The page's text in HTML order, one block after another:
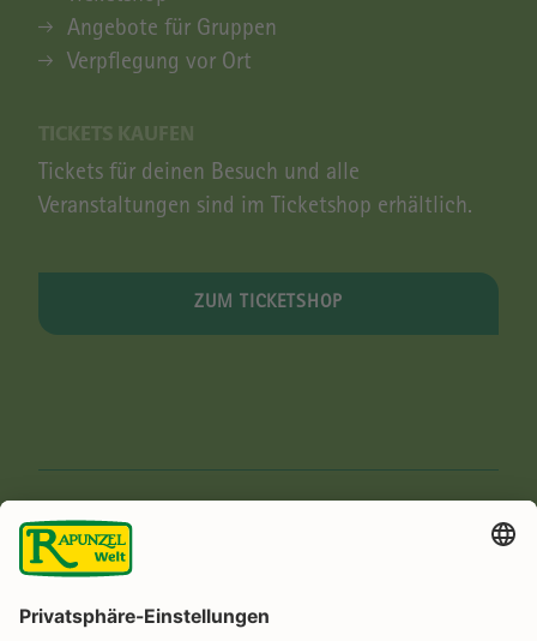
Angebote für Gruppen
Verpflegung vor Ort
TICKETS KAUFEN
Tickets für deinen Besuch und alle
Veranstaltungen sind im Ticketshop erhältlich.
ZUM TICKETSHOP